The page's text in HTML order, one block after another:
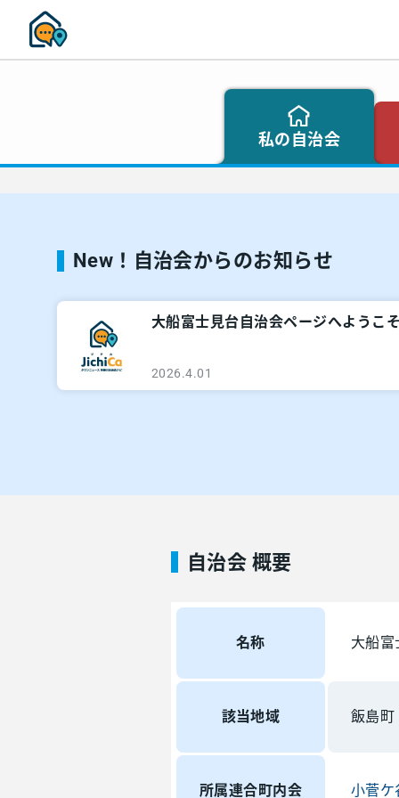
私の自治会
New！自治会からのお知らせ
大船富士見台自治会ページへようこ
2026.4.01
自治会 概要
名称 大船富
該当地域 飯島町
所属連合町内会 小菅ケ